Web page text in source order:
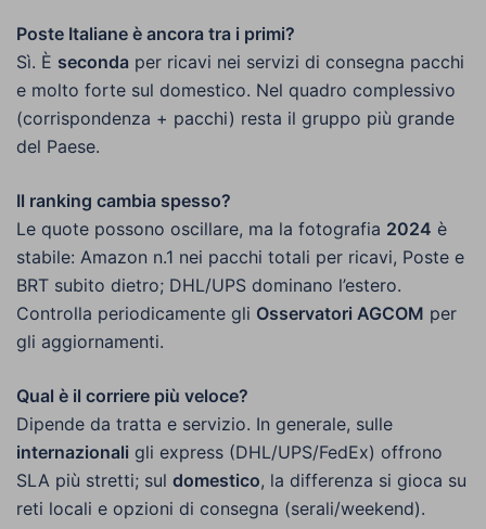
Poste Italiane è ancora tra i primi?
Sì. È seconda per ricavi nei servizi di consegna pacchi
e molto forte sul domestico. Nel quadro complessivo
(corrispondenza + pacchi) resta il gruppo più grande
del Paese.
Il ranking cambia spesso?
Le quote possono oscillare, ma la fotografia 2024 è
stabile: Amazon n.1 nei pacchi totali per ricavi, Poste e
BRT subito dietro; DHL/UPS dominano l’estero.
Controlla periodicamente gli Osservatori AGCOM per
gli aggiornamenti.
Qual è il corriere più veloce?
Dipende da tratta e servizio. In generale, sulle
internazionali gli express (DHL/UPS/FedEx) offrono
SLA più stretti; sul domestico, la differenza si gioca su
reti locali e opzioni di consegna (serali/weekend).